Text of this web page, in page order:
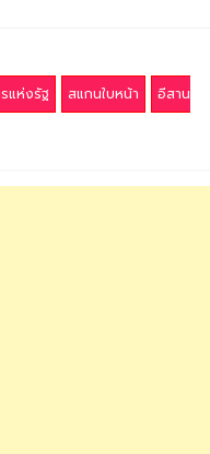
แห่งรัฐ สแกนใบหน้า
อีสาน